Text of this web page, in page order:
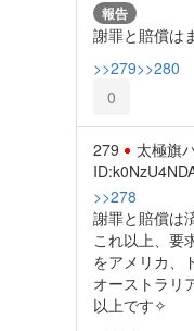
報告
謝罪と賠償は
>>279>>280
0
279 太極旗
>>278
謝罪と賠償は
これ以上、要
をアメリカ、
オーストラリ
以上です✧